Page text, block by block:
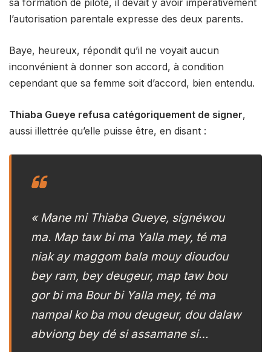
l’autorisation parentale expresse des deux parents.
Baye, heureux, répondit qu’il ne voyait aucun
inconvénient à donner son accord, à condition
cependant que sa femme soit d’accord, bien entendu.
Thiaba Gueye refusa catégoriquement de signer,
aussi illettrée qu’elle puisse être, en disant :
« Mane mi Thiaba Gueye, signéwou
ma. Map taw bi ma Yalla mey, té ma
niak ay maggom bala mouy dioudou
bey ram, bey deugeur, map taw bou
gor bi ma Bour bi Yalla mey, té ma
nampal ko ba mou deugeur, dou dalaw
abviong bey dé si assamane si…